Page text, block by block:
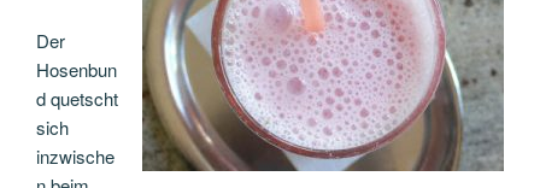
Der
Hosenbun
d quetscht
sich
inzwische